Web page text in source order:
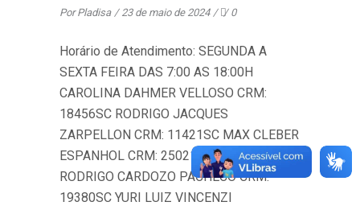
Por Pladisa 23 de maio de 2024 0
Horário de Atendimento: SEGUNDA A
SEXTA FEIRA DAS 7:00 AS 18:00H
CAROLINA DAHMER VELLOSO CRM:
18456SC RODRIGO JACQUES
ZARPELLON CRM: 11421SC MAX CLEBER
ESPANHOL CRM: 25021SC RENE
RODRIGO CARDOZO PACHECO CRM:
19380SC YURI LUIZ VINCENZI